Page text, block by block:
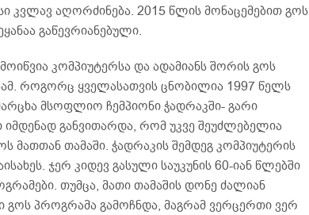
კვლავ აღორძინება. 2015 წლის მონაცემებით გოს
გაწევრიანებული.
კომპიუტერსა და ადამიანს შორის გოს
როგორც ყველასათვის ცნობილია 1997 წელს
მსოფლიო ჩემპიონი ჭადრაკში- გარი
განვითარდა, რომ უკვე შეუძლებელია
მათთან თამაში. ჭადრაკის შემდეგ კომპიუტერის
ჯერ კიდევ გასული საუკუნის 60-იან წლებში
თუმცა, მათი თამაშის დონე ძალიან
პროგრამა გამოჩნდა, მაგრამ ვერცერთი ვერ